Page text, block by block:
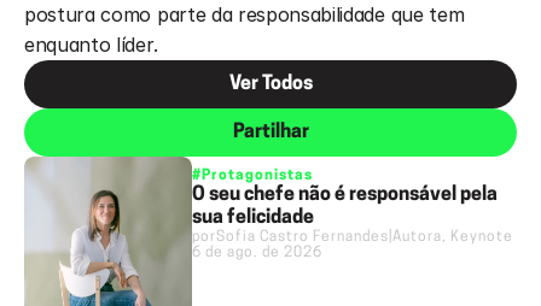
postura como parte da responsabilidade que tem
enquanto líder.
Ver Todos
Partilhar
#Protagonistas
O seu chefe não é responsável pela
sua felicidade
porSofia Castro Fernandes Autora, Keynote
6 de ago. de 2026